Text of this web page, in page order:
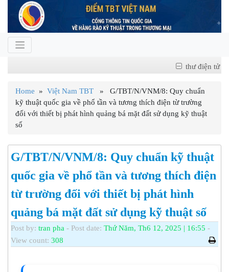
thư điện tử
Home » Việt Nam TBT » G/TBT/N/VNM/8: Quy chuẩn
kỹ thuật quốc gia về phổ tần và tương thích điện từ trường
đối với thiết bị phát hình quảng bá mặt đất sử dụng kỹ thuật
số
G/TBT/N/VNM/8: Quy chuẩn kỹ thuật
quốc gia về phổ tần và tương thích điện
từ trường đối với thiết bị phát hình
quảng bá mặt đất sử dụng kỹ thuật số
Post by: tran pha - Post date: Thứ Năm, Th6 12, 2025 | 16:55 -
View count: 308